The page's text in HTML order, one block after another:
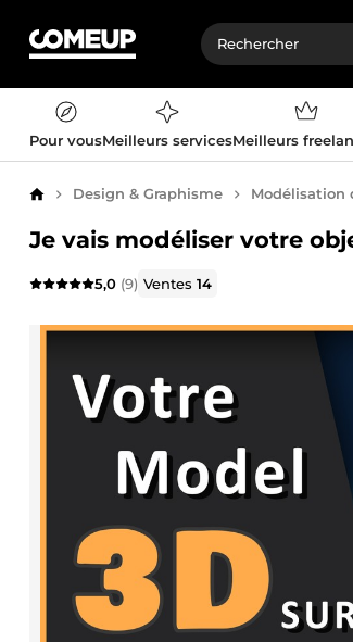
Pour vousMeilleurs servicesMeilleurs
AccueilDesign & Graphisme Modélisation
Je vais modéliser votre
5,0 (9) Ventes14